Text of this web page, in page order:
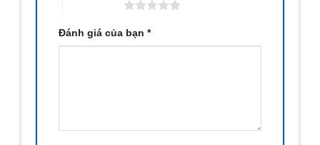
Đánh giá của bạn *